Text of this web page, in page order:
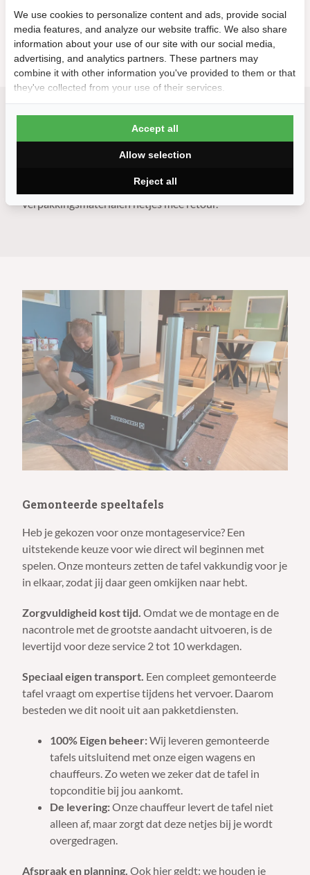
Liever direct spelen zonder gedoe?
Zie je op tegen de montage? Geen zorgen.
speelklaar voor je neer en nemen alle
verpakkingsmaterialen netjes mee retour.
Gemonteerde speeltafels
Heb je gekozen voor onze montageservice? Een
uitstekende keuze voor wie direct wil beginnen met
spelen. Onze monteurs zetten de tafel vakkundig voor je
in elkaar, zodat jij daar geen omkijken naar hebt.
Zorgvuldigheid kost tijd. Omdat we de montage en de
nacontrole met de grootste aandacht uitvoeren, is de
levertijd voor deze service 2 tot 10 werkdagen.
Speciaal eigen transport. Een compleet gemonteerde
tafel vraagt om expertise tijdens het vervoer. Daarom
besteden we dit nooit uit aan pakketdiensten.
100% Eigen beheer:Wij leveren gemonteerde
tafels uitsluitend met onze eigen wagens en
chauffeurs. Zo weten we zeker dat de tafel in
topconditie bij jou aankomt.
De levering:Onze chauffeur levert de tafel niet
alleen af, maar zorgt dat deze netjes bij je wordt
overgedragen.
Afspraak en planning. Ook hier geldt: we houden je
We use cookies to personalize content and ads, provide social
media features, and analyze our website traffic. We also share
information about your use of our site with our social media,
advertising, and analytics partners. These partners may
combine it with other information you've provided to them or that
they've collected from your use of their services.
Reject all
Allow selection
Accept all